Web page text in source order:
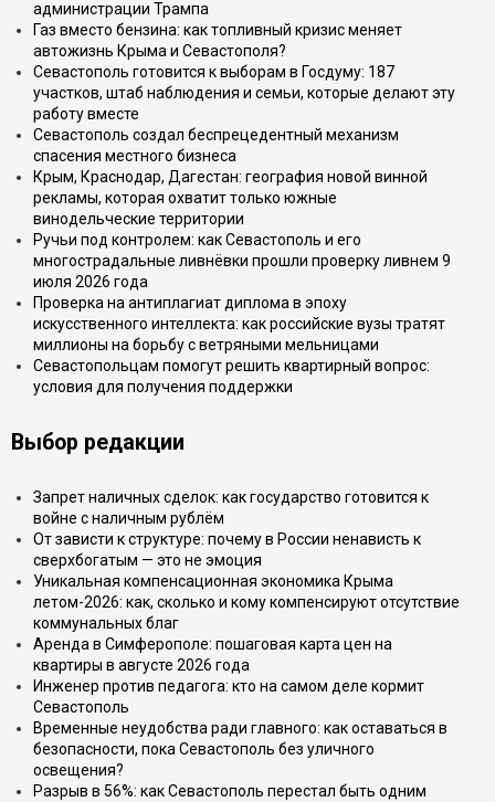
администрации Трампа
Газ вместо бензина: как топливный кризис меняет
автожизнь Крыма и Севастополя?
Севастополь готовится к выборам в Госдуму: 187
участков, штаб наблюдения и семьи, которые делают эту
работу вместе
Севастополь создал беспрецедентный механизм
спасения местного бизнеса
Крым, Краснодар, Дагестан: география новой винной
рекламы, которая охватит только южные
винодельческие территории
Ручьи под контролем: как Севастополь и его
многострадальные ливнёвки прошли проверку ливнем 9
июля 2026 года
Проверка на антиплагиат диплома в эпоху
искусственного интеллекта: как российские вузы тратят
миллионы на борьбу с ветряными мельницами
Севастопольцам помогут решить квартирный вопрос:
условия для получения поддержки
Выбор редакции
Запрет наличных сделок: как государство готовится к
войне с наличным рублём
От зависти к структуре: почему в России ненависть к
сверхбогатым — это не эмоция
Уникальная компенсационная экономика Крыма
летом-2026: как, сколько и кому компенсируют отсутствие
коммунальных благ
Аренда в Симферополе: пошаговая карта цен на
квартиры в августе 2026 года
Инженер против педагога: кто на самом деле кормит
Севастополь
Временные неудобства ради главного: как оставаться в
безопасности, пока Севастополь без уличного
освещения?
Разрыв в 56%: как Севастополь перестал быть одним